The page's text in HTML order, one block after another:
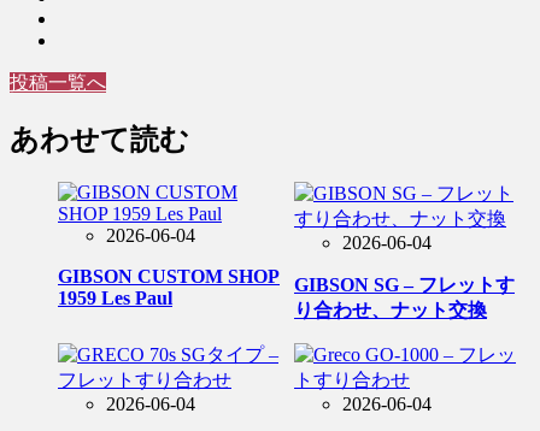
投稿一覧へ
あわせて読む
2026-06-04
GIBSON CUSTOM SHOP
1959 Les Paul
2026-06-04
GIBSON SG – フレットす
り合わせ、ナット交換
2026-06-04 2026-06-04